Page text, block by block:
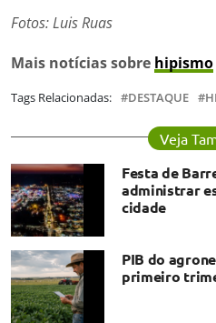
Fotos: Luis Ruas
Mais notícias sobre hipismo
Tags Relacionadas: DESTAQUE
Veja
Festa de
administrar
cidade
PIB do
primeiro